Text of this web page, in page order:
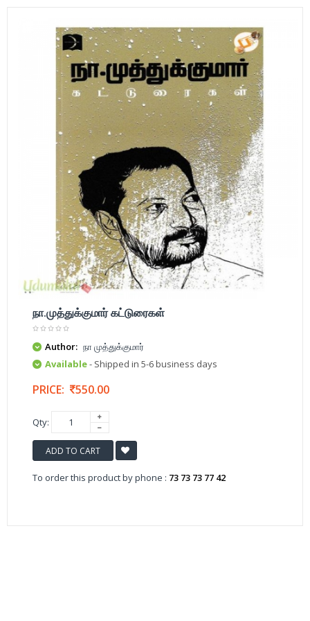
நா.முத்துக்குமார் கட்டுரைகள்
Author: நா முத்துக்குமார்
Available- Shipped in 5-6 business days
PRICE: 550.00
Qty:
ADD TO CART
To order this product by phone : 73 73 73 77 42